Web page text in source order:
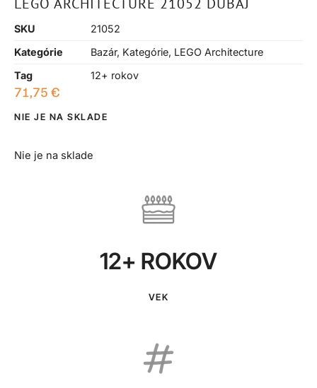
SKU
21052
Kategórie
Bazár, Kategórie, LEGO Architecture
Tag
12+ rokov
71,75 €
NIE JE NA SKLADE
Nie je na sklade
12+ ROKOV
VEK